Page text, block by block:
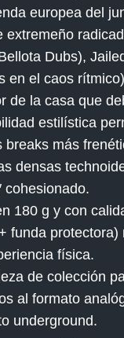
europea del
extremeño
Dubs),
en el caos
de la casa que
estilística
breaks más
densas
cohesionado.
180 g y con
funda protectora)
física.
de colección
al formato
underground.